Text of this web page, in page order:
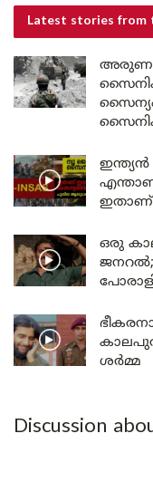
Latest stories from
ഇതാണ്
ഒരു
ജനറൽ;
ശർമ്മ
Discussion